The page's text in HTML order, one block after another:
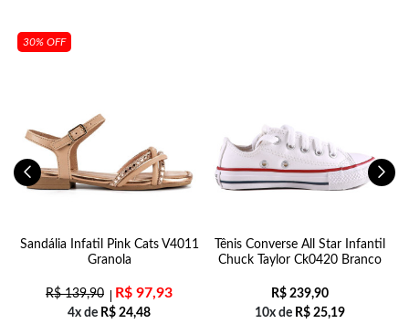
30% OFF
Sandália Infatil Pink Cats V4011
Granola
R$139,90 R$ 97,93
4x de R$ 24,48
Tênis Converse All Star Infantil
Chuck Taylor Ck0420 Branco
R$ 239,90
10x de R$ 25,19